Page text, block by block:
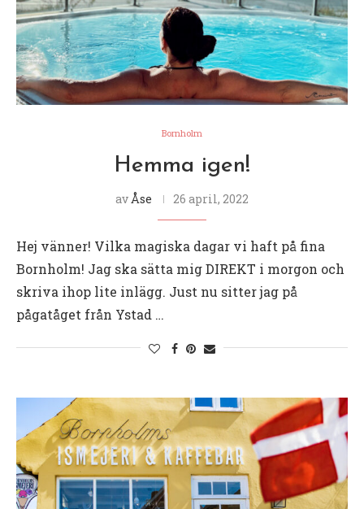
Bornholm
Hemma igen!
av Åse 26 april, 2022
Hej vänner! Vilka magiska dagar vi haft på fina
Bornholm! Jag ska sätta mig DIREKT i morgon och
skriva ihop lite inlägg. Just nu sitter jag på
pågatåget från Ystad …